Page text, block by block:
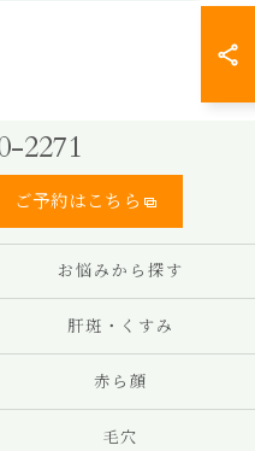
2271
ご予約はこちら
お悩みから探す
肝斑・くすみ
赤ら顔
毛穴